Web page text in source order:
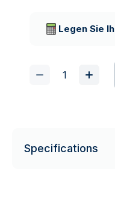
Legen Sie
Specifications